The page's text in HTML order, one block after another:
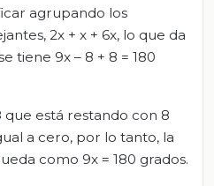
agrupando los
2x + x + 6x, lo que da
tiene 9x – 8 + 8 = 180
que está restando con 8
a cero, por lo tanto, la
como 9x = 180 grados.